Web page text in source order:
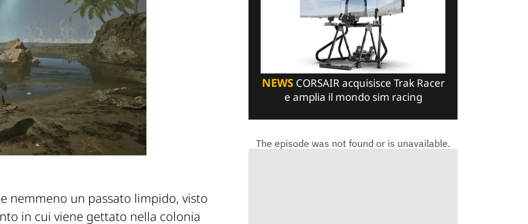
nemmeno un passato limpido, visto
in cui viene gettato nella colonia
NEWSCORSAIR acquisisce Trak Racer
e amplia il mondo sim racing